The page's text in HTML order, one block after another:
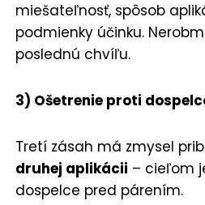
miešateľnosť, spôsob
podmienky účinku.
poslednú chvíľu.
3) Ošetrenie proti
Tretí zásah má zmysel
druhej aplikácii – cieľom
dospelce pred párením.